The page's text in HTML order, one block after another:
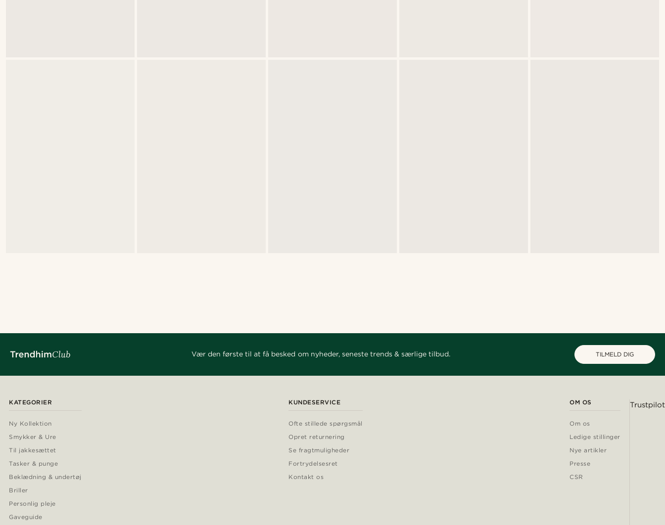
Vær den første til at få besked om nyheder, seneste trends & særlige tilbud. TILMELD DIG
KATEGORIER
Ny Kollektion
Smykker & Ure
Til jakkesættet
Tasker & punge
Beklædning & undertøj
Briller
Personlig pleje
Gaveguide
KUNDESERVICE
Ofte stillede spørgsmål
Opret returnering
Se fragtmuligheder
Fortrydelsesret
Kontakt os
OM OS
Om os
Ledige stillinger
Nye artikler
Presse
CSR
Trustpilot